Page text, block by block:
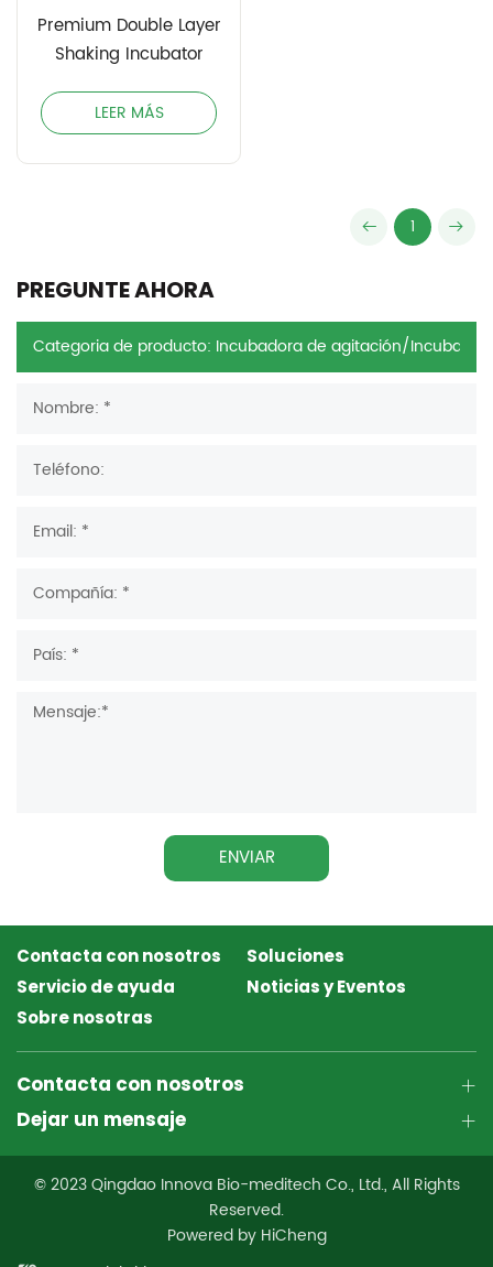
Premium Double Layer
Shaking Incubator
LEER MÁS
1
PREGUNTE AHORA
ENVIAR
Contacta con nosotros
Soluciones
Servicio de ayuda
Noticias y Eventos
Sobre nosotras
Contacta con nosotros
Dejar un mensaje
© 2023 Qingdao Innova Bio-meditech Co., Ltd., All Rights
Reserved.
Powered by HiCheng